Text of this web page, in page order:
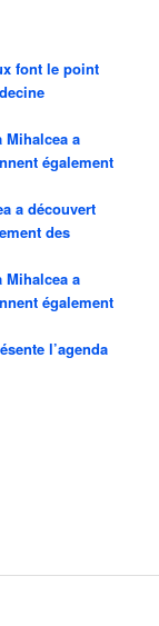
font le point
Mihalcea a
également
a découvert
des
Mihalcea a
également
l’agenda